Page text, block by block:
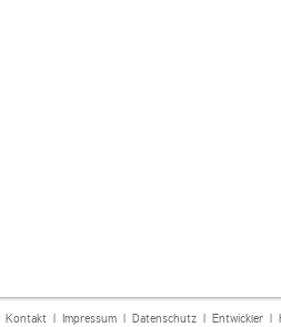
Kontakt| Impressum| Datenschutz| Entwickler|